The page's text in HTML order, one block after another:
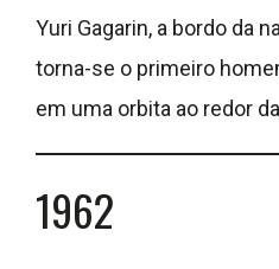
Yuri Gagarin, a bordo da
torna-se o primeiro
em uma orbita ao redor
1962